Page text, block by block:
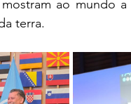
ao mundo
terra.